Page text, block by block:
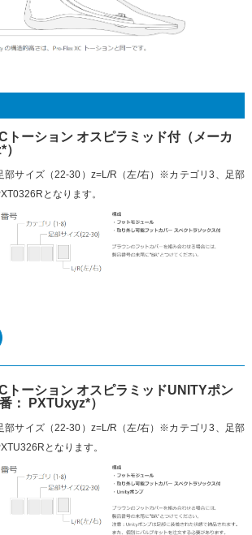
トーション オスピラミッド付（メーカ
部サイズ（22-30）z=L/R（左/右）※カテゴリ3、足部
となります。
トーション オスピラミッドUNITYポン
： PXTUxyz*）
部サイズ（22-30）z=L/R（左/右）※カテゴリ3、足部
となります。